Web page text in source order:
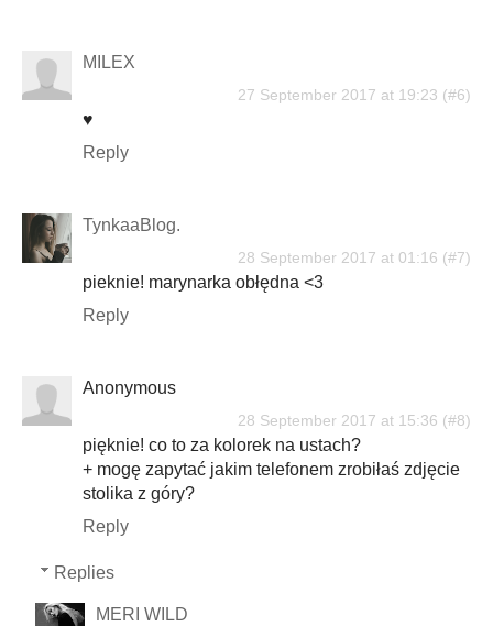
MILEX
27 September 2017 at 19:23
♥
Reply
TynkaaBlog.
28 September 2017 at 01:16
pieknie! marynarka obłędna <3
Reply
Anonymous
28 September 2017 at 15:36
pięknie! co to za kolorek na ustach?
+ mogę zapytać jakim telefonem zrobiłaś zdjęcie
stolika z góry?
Reply
Replies
MERI WILD